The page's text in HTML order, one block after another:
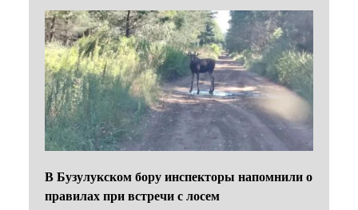
В Бузулукском бору инспекторы напомнили о
правилах при встречи с лосем